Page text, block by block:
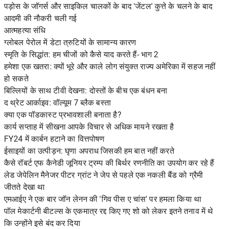
पड़ोस के जॉगर्स और साइकिल चालकों के बाद 'जेंटल' कुत्ते के चलने के बाद
आदमी की नौकरी चली गई
आत्महत्या संधि
ग्लोबल पेरोल में डेटा त्रुटियों के सामान्य कारण
स्मृति के सिद्धांत: हम चीजों को कैसे याद करते हैं- भाग 2
हमेशा एक खतरा: क्यों भूरे और काले लोग संयुक्त राज्य अमेरिका में सहज नहीं
हो सकते
बिल्लियों के साथ टीवी देखना: दोस्तों के बीच एक बंधन बना
द थ्रेट आर्काइव: वॉल्यूम 7 ब्लैक बस्ता
क्या एक पॉडकास्ट प्रभावशाली बनाता है?
कार्य सप्ताह में सीखना आपके विचार से अधिक मायने रखता है
FY24 में कार्बन हटाने का वित्तपोषण
ईसाइयों का उत्पीड़न: घृणा अपराध जिसकी हम बात नहीं करते
कैसे रॉबर्ट एफ कैनेडी जूनियर ट्रम्प की बिर्थर रणनीति का उपयोग कर रहे हैं
लेड जेपेलिन मैनेजर पीटर ग्रांट ने जेप से पहले एक नकली बैंड को ग्रैमी
जीतते देखा था
एमआईए ने एक बार जॉन लेनन की 'गिव पीस ए चांस' पर हमला किया था
पॉल मेकार्टनी बीटल्स के एकमात्र रद्द किए गए शो को लेकर इतने तनाव में थे
कि उन्होंने इसे बंद कर दिया